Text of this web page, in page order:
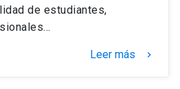
de estudiantes,
Leer más keyboard_arrow_right